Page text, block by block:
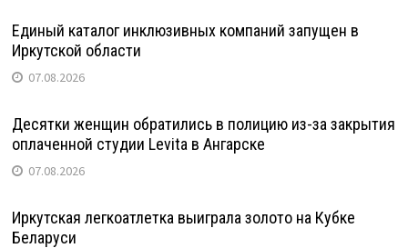
Единый каталог инклюзивных компаний запущен в
Иркутской области
07.08.2026
Десятки женщин обратились в полицию из-за закрытия
оплаченной студии Levita в Ангарске
07.08.2026
Иркутская легкоатлетка выиграла золото на Кубке
Беларуси